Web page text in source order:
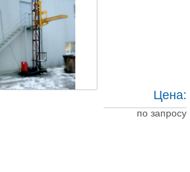
Цена:
по запросу